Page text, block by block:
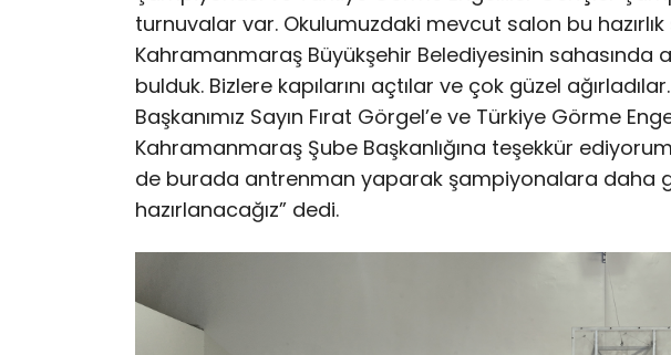
turnuvalar var. Okulumuzdaki mevcut salon bu
Kahramanmaraş Büyükşehir Belediyesinin sahasında
bulduk. Bizlere kapılarını açtılar ve çok güzel
Başkanımız Sayın Fırat Görgel’e ve Türkiye Görme
Kahramanmaraş Şube Başkanlığına teşekkür
de burada antrenman yaparak şampiyonalara daha
hazırlanacağız” dedi.